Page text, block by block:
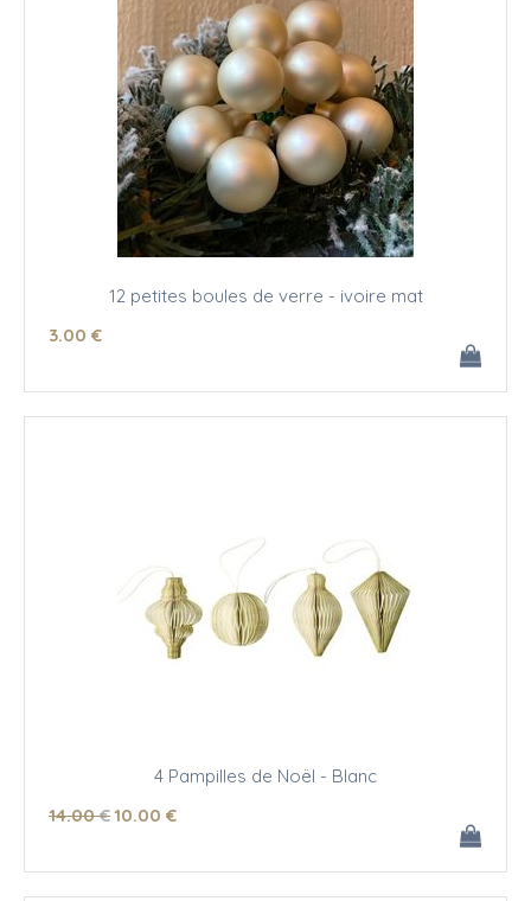
12 petites boules de verre - ivoire mat
3.00 €
4 Pampilles de Noël - Blanc
14.00 €10.00 €